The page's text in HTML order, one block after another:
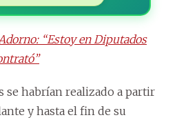
“Estoy en Diputados
se habrían realizado a partir
y hasta el fin de su